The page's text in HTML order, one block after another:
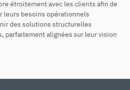
étroitement avec les clients afin de
leurs besoins opérationnels
des solutions structurelles
parfaitement alignées sur leur vision